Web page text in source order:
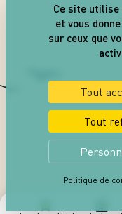
Ce site utilise
et vous
sur ceux que
Tout
Tout
Politique de